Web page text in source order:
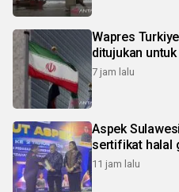
Wapres
ditujukan
7 jam lalu
Aspek
sertifikat halal
11 jam lalu